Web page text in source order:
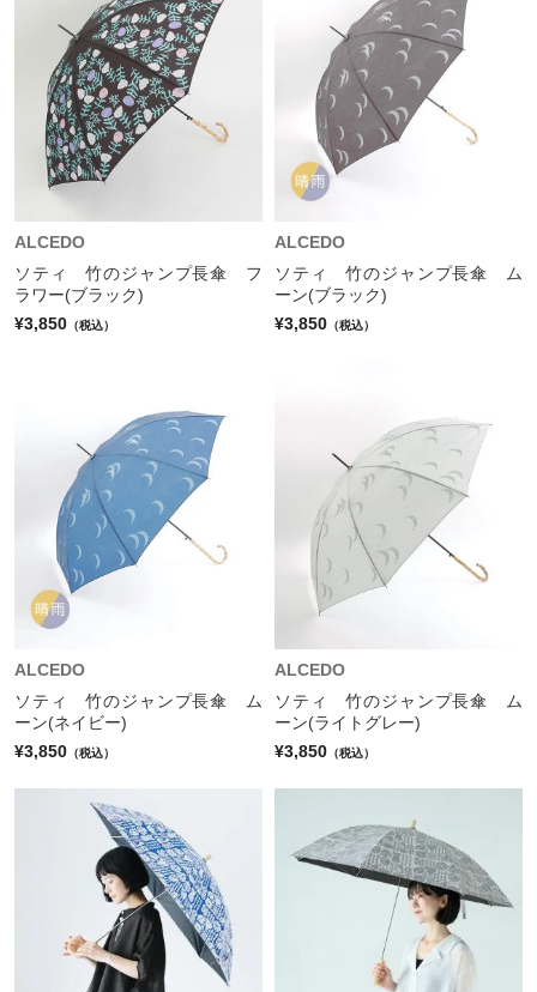
ALCEDO
ソティ 竹のジャンプ長傘 フ
ラワー(ブラック)
¥3,850 （税込）
ALCEDO
ソティ 竹のジャンプ長傘 ム
ーン(ブラック)
¥3,850 （税込）
ALCEDO
ソティ 竹のジャンプ長傘 ム
ーン(ネイビー)
¥3,850 （税込）
ALCEDO
ソティ 竹のジャンプ長傘 ム
ーン(ライトグレー)
¥3,850 （税込）